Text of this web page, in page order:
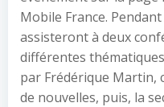
Mobile France.
assisteront à deux
différentes
par Frédérique Martin,
de nouvelles, puis, la